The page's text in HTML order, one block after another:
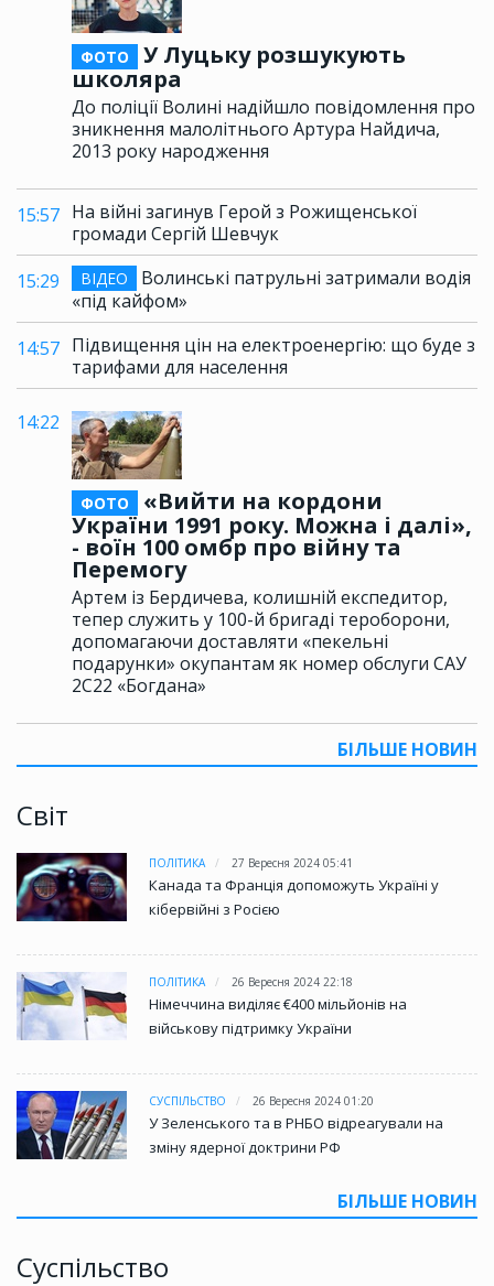
ФОТО
У Луцьку розшукують
школяра
До поліції Волині надійшло повідомлення про
зникнення малолітнього Артура Найдича,
2013 року народження
15:57 На війні загинув Герой з Рожищенської
громади Сергій Шевчук
15:29
ВІДЕО
Волинські патрульні затримали водія
«під кайфом»
14:57 Підвищення цін на електроенергію: що буде з
тарифами для населення
14:22
ФОТО
«Вийти на кордони
України 1991 року. Можна і далі»,
- воїн 100 омбр про війну та
Перемогу
Артем із Бердичева, колишній експедитор,
тепер служить у 100-й бригаді тероборони,
допомагаючи доставляти «пекельні
подарунки» окупантам як номер обслуги САУ
2С22 «Богдана»
БІЛЬШЕ НОВИН
Світ
ПОЛІТИКА 27 Вересня 2024 05:41
Канада та Франція допоможуть Україні у
кібервійні з Росією
ПОЛІТИКА 26 Вересня 2024 22:18
Німеччина виділяє €400 мільйонів на
військову підтримку України
СУСПІЛЬСТВО 26 Вересня 2024 01:20
У Зеленського та в РНБО відреагували на
зміну ядерної доктрини РФ
БІЛЬШЕ НОВИН
Суспільство